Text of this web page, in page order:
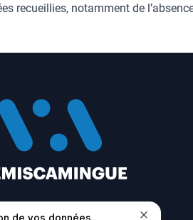
recueillies, notamment de